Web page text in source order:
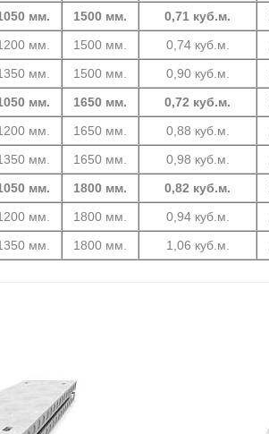
мм. 1500 мм. 0,71 куб.м.
мм. 1500 мм. 0,74 куб.м.
мм. 1500 мм. 0,90 куб.м.
мм. 1650 мм. 0,72 куб.м.
мм. 1650 мм. 0,88 куб.м.
мм. 1650 мм. 0,98 куб.м.
мм. 1800 мм. 0,82 куб.м.
мм. 1800 мм. 0,94 куб.м.
мм. 1800 мм. 1,06 куб.м.